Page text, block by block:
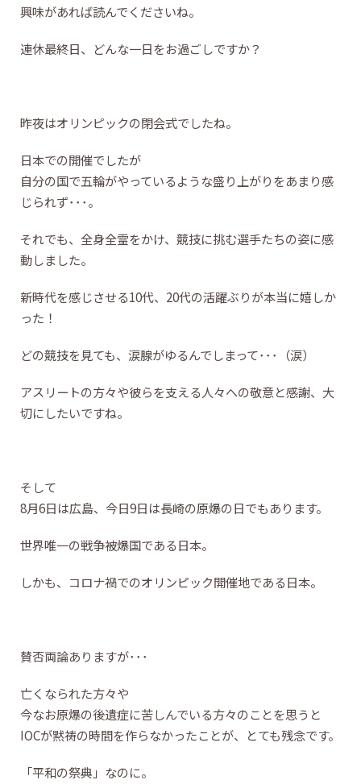
興味があれば読んでくださいね。
連休最終日、どんな一日をお過ごしですか？
昨夜はオリンピックの閉会式でしたね。
日本での開催でしたが
自分の国で五輪がやっているような盛り上がりをあまり感
じられず･･･。
それでも、全身全霊をかけ、競技に挑む選手たちの姿に感
動しました。
新時代を感じさせる10代、20代の活躍ぶりが本当に嬉しか
った！
どの競技を見ても、涙腺がゆるんでしまって･･･（涙）
アスリートの方々や彼らを支える人々への敬意と感謝、大
切にしたいですね。
そして
8月6日は広島、今日9日は長崎の原爆の日でもあります。
世界唯一の戦争被爆国である日本。
しかも、コロナ禍でのオリンピック開催地である日本。
賛否両論ありますが･･･
亡くなられた方々や
今なお原爆の後遺症に苦しんでいる方々のことを思うと
IOCが黙祷の時間を作らなかったことが、とても残念です。
「平和の祭典」なのに。